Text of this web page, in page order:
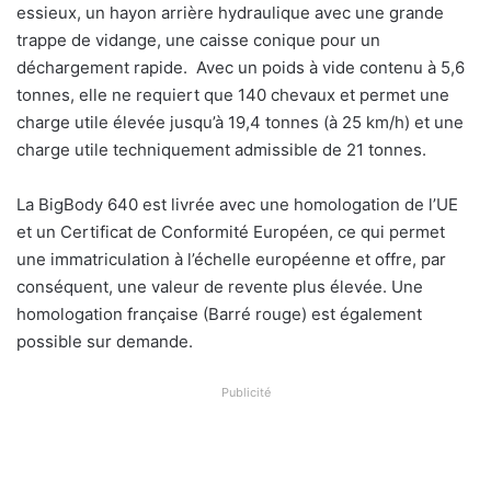
essieux, un hayon arrière hydraulique avec une grande
trappe de vidange, une caisse conique pour un
déchargement rapide. Avec un poids à vide contenu à 5,6
tonnes, elle ne requiert que 140 chevaux et permet une
charge utile élevée jusqu’à 19,4 tonnes (à 25 km/h) et une
charge utile techniquement admissible de 21 tonnes.
La BigBody 640 est livrée avec une homologation de l’UE
et un Certificat de Conformité Européen, ce qui permet
une immatriculation à l’échelle européenne et offre, par
conséquent, une valeur de revente plus élevée. Une
homologation française (Barré rouge) est également
possible sur demande.
Publicité